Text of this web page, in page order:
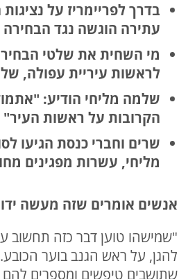
בדרך לפריימריז על
עתירה הוגשה נגד
מי השחית את שלטי
לראשות עיריית עפולה,
שלמה מליחי הודיע:
הקרובות על ראשות העיר"
שרים וחברי כנסת הגיעו
מליחי, עשרות מפגינים
אנשים אומרים שזה מעשה
"שמישהו טוען דבר כזה תחשוב
להגן, על ראש הגנב בוער
שתושבים טיפשים ומספרים